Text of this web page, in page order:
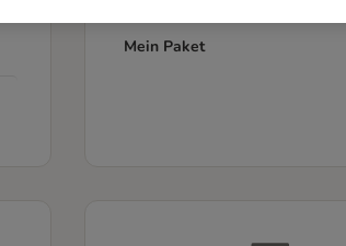
Mein Paket